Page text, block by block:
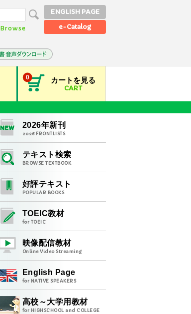
Browse
ENGLISH PAGE
e-Catalog
カートを見る
CART
0
2026年新刊
2026FRONTLISTS
テキスト検索
BROWSE TEXTBOOK
好評テキスト
POPULAR BOOKS
TOEIC教材
for TOEIC
映像配信教材
Online Video Streaming
English Page
for NATIVE SPEAKERS
高校～大学用教材
for HIGHSCHOOL and COLLEGE